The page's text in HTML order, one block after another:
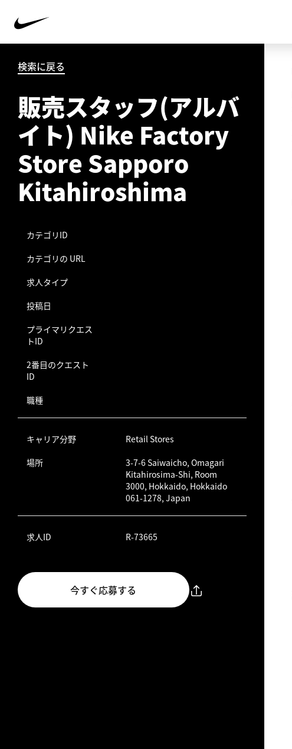
検索に戻る
販売スタッフ(アルバ
イト) Nike Factory
Store Sapporo
Kitahiroshima
カテゴリID
カテゴリの URL
求人タイプ
投稿日
プライマリクエス
トID
2番目のクエスト
ID
職種
キャリア分野
Retail Stores
場所
3-7-6 Saiwaicho, Omagari
Kitahirosima-Shi, Room
3000, Hokkaido, Hokkaido
061-1278, Japan
求人ID R-73665
今すぐ応募する